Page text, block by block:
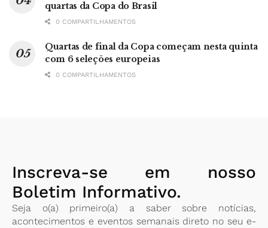
quartas da Copa do Brasil
0 COMPARTILHAMENTOS
Quartas de final da Copa começam nesta quinta
com 6 seleções europeias
0 COMPARTILHAMENTOS
Inscreva-se em nosso
Boletim Informativo.
Seja o(a) primeiro(a) a saber sobre notícias,
acontecimentos e eventos semanais direto no seu e-